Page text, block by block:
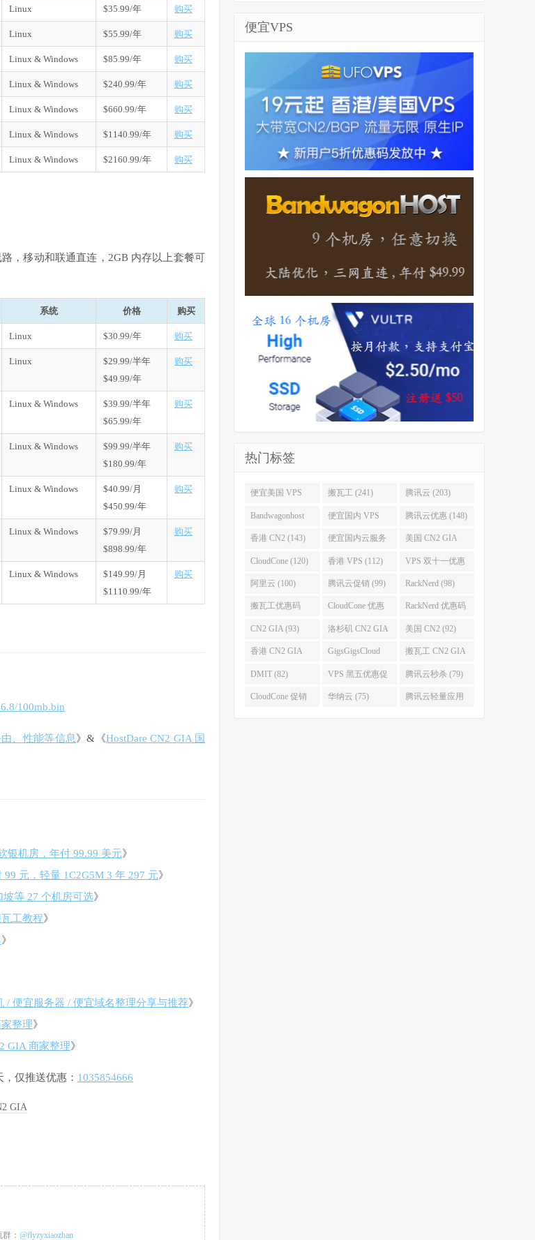
Linux $35.99/年 购买
Linux $55.99/年 购买
Linux & Windows $85.99/年 购买
Linux & Windows $240.99/年 购买
Linux & Windows $660.99/年 购买
Linux & Windows $1140.99/年 购买
Linux & Windows $2160.99/年 购买
，移动和联通直连，2GB 内存以上套餐可
系统 价格 购买
Linux $30.99/年 购买
Linux
$29.99/半年
$49.99/年
购买
Linux & Windows
$39.99/半年
$65.99/年
购买
Linux & Windows
$99.99/半年
$180.99/年
购买
Linux & Windows
$40.99/月
$450.99/年
购买
Linux & Windows
$79.99/月
$898.99/年
购买
Linux & Windows
$149.99/月
$1110.99/年
购买
100mb.bin
、性能等信息》&《HostDare CN2 GIA 国
银机房，年付 99.99 美元》
元，轻量 1C2G5M 3 年 297 元》
等 27 个机房可选》
工教程》
》
/ 便宜服务器 / 便宜域名整理分享与推荐》
整理》
GIA 商家整理》
仅推送优惠： 1035854666
GIA
： @flyzyxiaozhan
便宜VPS
热门标签
便宜美国 VPS
(255)
搬瓦工 (241) 腾讯云 (203)
Bandwagonhost
(188)
便宜国内 VPS
(167)
腾讯云优惠 (148)
香港 CN2 (143) 便宜国内云服务
器 (128)
美国 CN2 GIA
(123)
CloudCone (120) 香港 VPS (112) VPS 双十一优惠
促销 (106)
阿里云 (100) 腾讯云促销 (99) RackNerd (98)
搬瓦工优惠码
(96)
CloudCone 优惠
码 (96)
RackNerd 优惠码
(94)
CN2 GIA (93) 洛杉矶 CN2 GIA
(93)
美国 CN2 (92)
香港 CN2 GIA
(92)
GigsGigsCloud
(85)
搬瓦工 CN2 GIA
(83)
DMIT (82) VPS 黑五优惠促
销整理 (80)
腾讯云秒杀 (79)
CloudCone 促销 华纳云 (75) 腾讯云轻量应用